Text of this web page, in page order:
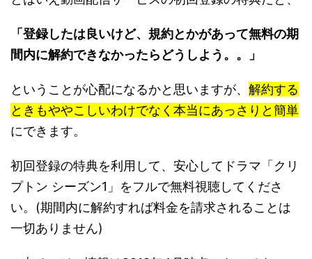
「登録したは良いけど、規約とかがあって無料の期
間内に解約できなかったらどうしよう。。」
ということが心配になるかと思いますが、 解約する
ときもややこしいわけでなく本当にあっさりと簡単
にできます。
初回登録の特典を利用して、安心してドラマ「クリ
プトン シーズン1」をフルで無料視聴してくださ
い。(期間内に解約すれば料金を請求されることは
一切ありません)